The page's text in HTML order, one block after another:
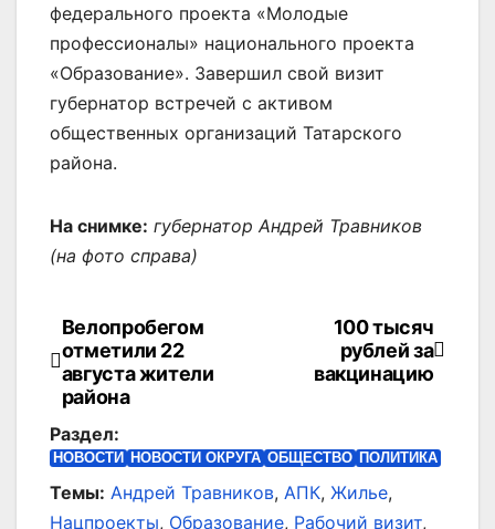
федерального проекта «Молодые
профессионалы» национального проекта
«Образование». Завершил свой визит
губернатор встречей с активом
общественных организаций Татарского
района.
На снимке: губернатор Андрей Травников
(на фото справа)
Навигация
по
записям
100 тысяч
рублей за
вакцинацию
Велопробегом
отметили 22
августа жители
района
Раздел:
НОВОСТИ НОВОСТИ ОКРУГА ОБЩЕСТВО ПОЛИТИКА
Темы: Андрей Травников, АПК, Жилье,
Нацпроекты, Образование, Рабочий визит,